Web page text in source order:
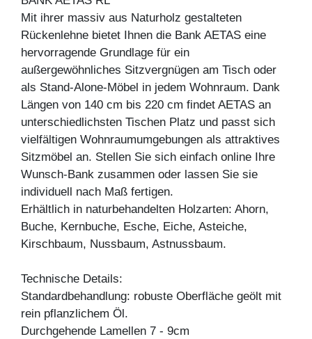
Mit ihrer massiv aus Naturholz gestalteten
Rückenlehne bietet Ihnen die Bank AETAS eine
hervorragende Grundlage für ein
außergewöhnliches Sitzvergnügen am Tisch oder
als Stand-Alone-Möbel in jedem Wohnraum. Dank
Längen von 140 cm bis 220 cm findet AETAS an
unterschiedlichsten Tischen Platz und passt sich
vielfältigen Wohnraumumgebungen als attraktives
Sitzmöbel an. Stellen Sie sich einfach online Ihre
Wunsch-Bank zusammen oder lassen Sie sie
individuell nach Maß fertigen.
Erhältlich in naturbehandelten Holzarten: Ahorn,
Buche, Kernbuche, Esche, Eiche, Asteiche,
Kirschbaum, Nussbaum, Astnussbaum.
Technische Details:
Standardbehandlung: robuste Oberfläche geölt mit
rein pflanzlichem Öl.
Durchgehende Lamellen 7 - 9cm